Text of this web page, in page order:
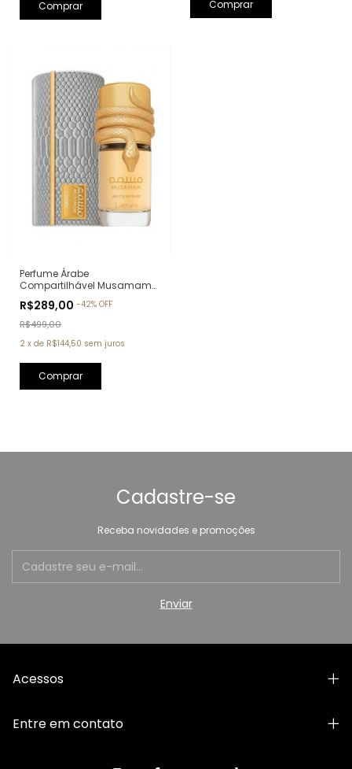
Perfume Árabe
Compartilhável Musamam
Parfum - 100ml
R$289,00 -42% OFF
R$499,00
2 x de R$144,50 sem juros
Cadastre-se
Receba novidades e promoções
Acessos
Entre em contato